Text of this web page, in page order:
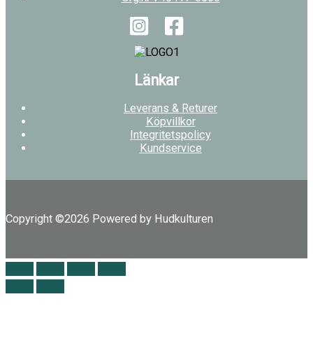
Länkar
Leverans & Returer
Köpvillkor
Integritetspolicy
Kundservice
Copyright ©2026 Powered by Hudkulturen